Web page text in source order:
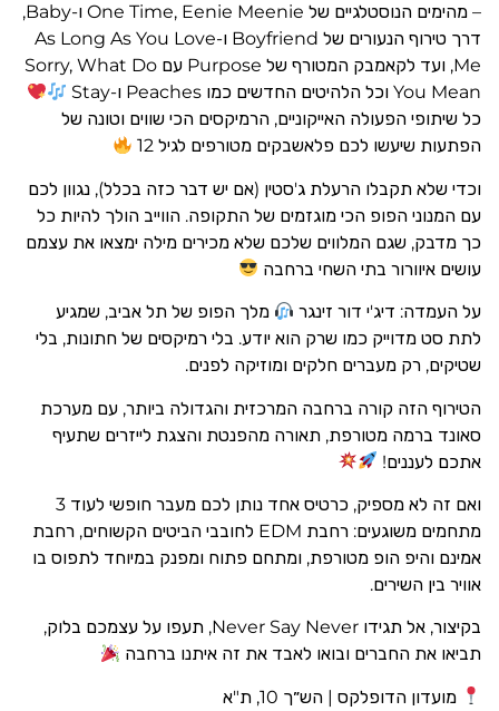
– מהימים הנוסטלגיים של One Time, Eenie Meenie ו-Baby,
דרך טירוף הנעורים של Boyfriend ו-As Long As You Love
Me, ועד לקאמבק המטורף של Purpose עם Sorry, What Do
You Mean וכל הלהיטים החדשים כמו Peaches ו-Stay
כל שיתופי הפעולה האייקוניים, הרמיקסים הכי שווים וטונה של
הפתעות שיעשו לכם פלאשבקים מטורפים לגיל 12
וכדי שלא תקבלו הרעלת ג'סטין (אם יש דבר כזה בכלל), נגוון לכם
עם המנוני הפופ הכי מוגזמים של התקופה. הווייב הולך להיות כל
כך מדבק, שגם המלווים שלכם שלא מכירים מילה ימצאו את עצמם
עושים איוורור בתי השחי ברחבה
על העמדה: דיג'י דור זינגר
מלך הפופ של תל אביב, שמגיע
לתת סט מדוייק כמו שרק הוא יודע. בלי רמיקסים של חתונות, בלי
שטיקים, רק מעברים חלקים ומוזיקה לפנים.
הטירוף הזה קורה ברחבה המרכזית והגדולה ביותר, עם מערכת
סאונד ברמה מטורפת, תאורה מהפנטת והצגת לייזרים שתעיף
אתכם לעננים!
ואם זה לא מספיק, כרטיס אחד נותן לכם מעבר חופשי לעוד 3
מתחמים משוגעים: רחבת EDM לחובבי הביטים הקשוחים, רחבת
אמינם והיפ הופ מטורפת, ומתחם פתוח ומפנק במיוחד לתפוס בו
אוויר בין השירים.
בקיצור, אל תגידו Never Say Never, תעפו על עצמכם בלוק,
תביאו את החברים ובואו לאבד את זה איתנו ברחבה
מועדון הדופלקס | הש״ך 10, ת"א